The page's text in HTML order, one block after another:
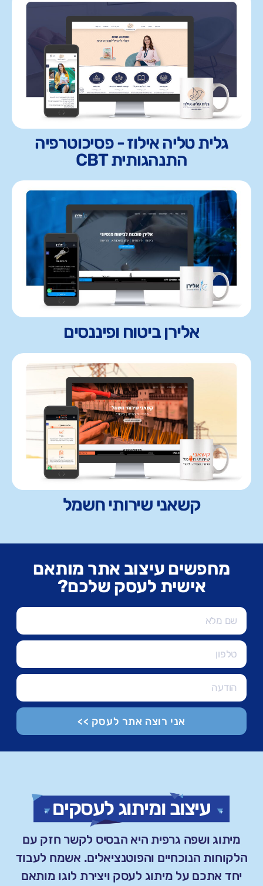
גלית טליה אילוז - פסיכוטרפיה
התנהגותית CBT
אלירן ביטוח ופיננסים
קשאני שירותי חשמל
מחפשים עיצוב אתר מותאם
אישית לעסק שלכם?
אני רוצה אתר לעסק >>
עיצוב ומיתוג לעסקים
מיתוג ושפה גרפית היא הבסיס לקשר חזק עם
הלקוחות הנוכחיים והפוטנציאלים. אשמח לעבוד
יחד אתכם על מיתוג לעסק ויצירת לוגו מותאם